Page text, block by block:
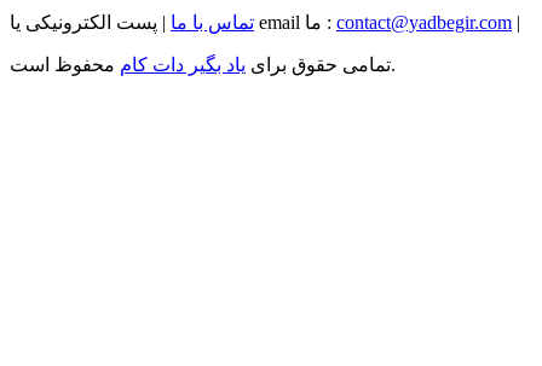
تماس با ما | پست الکترونیکی یا email ما : contact@yadbegir.com |
تمامی حقوق برای یاد بگیر دات کام
محفوظ است.